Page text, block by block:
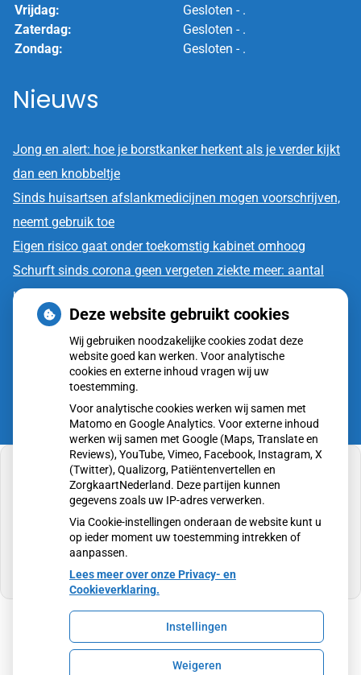
Vrijdag:
Gesloten - .
Zaterdag:
Gesloten - .
Zondag:
Gesloten - .
Nieuws
Jong en alert: hoe je borstkanker herkent als je verder kijkt
dan een knobbeltje
Sinds huisartsen afslankmedicijnen mogen voorschrijven,
neemt gebruik toe
Eigen risico gaat onder toekomstig kabinet omhoog
Schurft sinds corona geen vergeten ziekte meer: aantal
uitbraken fors gestegen
CZ vergoedt zorg van twee gespecialiseerde
revalidatieartsen niet meer
U heeft geen toestemming gegeven voor
externe inhoud die nodig is om dit te zien.
Cookie-instellingen wijzigen
Uw Zorg Online
Deze website gebruikt cookies
Wij gebruiken noodzakelijke cookies zodat deze
website goed kan werken. Voor analytische
cookies en externe inhoud vragen wij uw
toestemming.
Voor analytische cookies werken wij samen met
Matomo en Google Analytics. Voor externe inhoud
werken wij samen met Google (Maps, Translate en
Reviews), YouTube, Vimeo, Facebook, Instagram, X
(Twitter), Qualizorg, Patiëntenvertellen en
ZorgkaartNederland. Deze partijen kunnen
gegevens zoals uw IP-adres verwerken.
Via Cookie-instellingen onderaan de website kunt u
op ieder moment uw toestemming intrekken of
aanpassen.
Lees meer over onze Privacy- en
Cookieverklaring.
Instellingen
Weigeren